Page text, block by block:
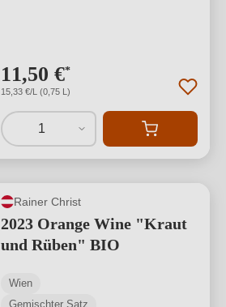
11,50 €*
15,33 €/L (0,75 L)
1
Rainer Christ
2023 Orange Wine "Kraut
und Rüben" BIO
Wien
Gemischter Satz